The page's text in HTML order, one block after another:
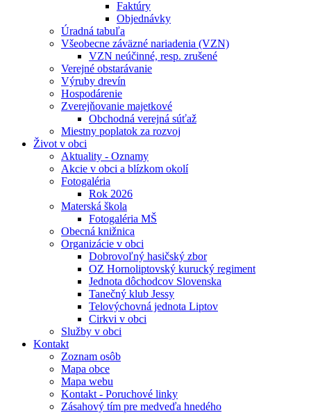
Faktúry
Objednávky
Úradná tabuľa
Všeobecne záväzné nariadenia (VZN)
VZN neúčinné, resp. zrušené
Verejné obstarávanie
Výruby drevín
Hospodárenie
Zverejňovanie majetkové
Obchodná verejná súťaž
Miestny poplatok za rozvoj
Život v obci
Aktuality - Oznamy
Akcie v obci a blízkom okolí
Fotogaléria
Rok 2026
Materská škola
Fotogaléria MŠ
Obecná knižnica
Organizácie v obci
Dobrovoľný hasičský zbor
OZ Hornoliptovský kurucký regiment
Jednota dôchodcov Slovenska
Tanečný klub Jessy
Telovýchovná jednota Liptov
Cirkvi v obci
Služby v obci
Kontakt
Zoznam osôb
Mapa obce
Mapa webu
Kontakt - Poruchové linky
Zásahový tím pre medveďa hnedého